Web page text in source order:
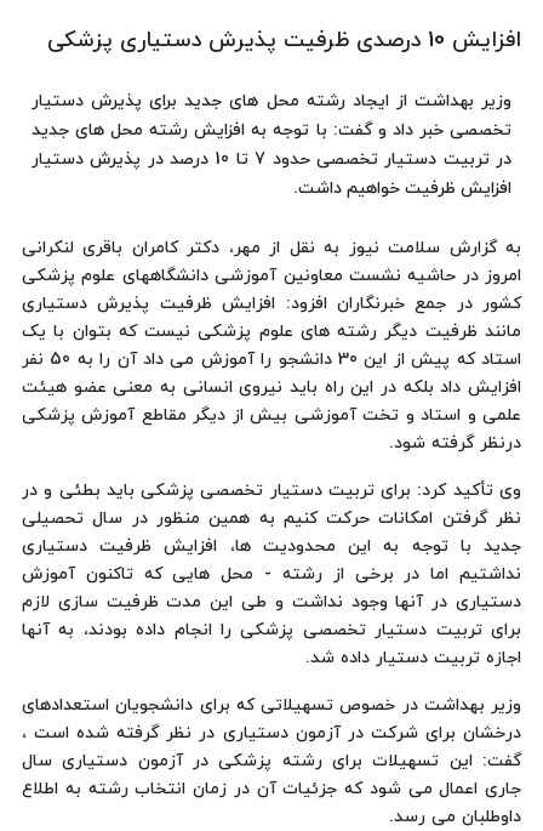
افزایش 10 درصدی ظرفیت پذیرش دستیاری پزشکی
وزیر بهداشت از ایجاد رشته محل های جدید برای پذیرش دستیار
تخصصی خبر داد و گفت: با توجه به افزایش رشته محل های جدید
در تربیت دستیار تخصصی حدود 7 تا 10 درصد در پذیرش دستیار
افزایش ظرفیت خواهیم داشت.
به گزارش سلامت نیوز به نقل از مهر، دکتر کامران باقری لنکرانی
امروز در حاشیه نشست معاونین آموزشی دانشگاههای علوم پزشکی
کشور در جمع خبرنگاران افزود: افزایش ظرفیت پذیرش دستیاری
مانند ظرفیت دیگر رشته های علوم پزشکی نیست که بتوان با یک
استاد که پیش از این 30 دانشجو را آموزش می داد آن را به 50 نفر
افزایش داد بلکه در این راه باید نیروی انسانی به معنی عضو هیئت
علمی و استاد و تخت آموزشی بیش از دیگر مقاطع آموزش پزشکی
درنظر گرفته شود.
وی تأکید کرد: برای تربیت دستیار تخصصی پزشکی باید بطئی و در
نظر گرفتن امکانات حرکت کنیم به همین منظور در سال تحصیلی
جدید با توجه به این محدودیت ها، افزایش ظرفیت دستیاری
نداشتیم اما در برخی از رشته - محل هایی که تاکنون آموزش
دستیاری در آنها وجود نداشت و طی این مدت ظرفیت سازی لازم
برای تربیت دستیار تخصصی پزشکی را انجام داده بودند، به آنها
اجازه تربیت دستیار داده شد.
وزیر بهداشت در خصوص تسهیلاتی که برای دانشجویان استعدادهای
درخشان برای شرکت در آزمون دستیاری در نظر گرفته شده است ،
گفت: این تسهیلات برای رشته پزشکی در آزمون دستیاری سال
جاری اعمال می شود که جزئیات آن در زمان انتخاب رشته به اطلاع
داوطلبان می رسد.